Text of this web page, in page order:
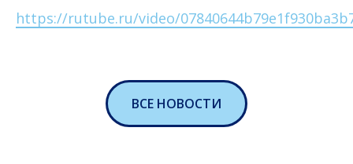
https://rutube.ru/video/
ВСЕ НОВОСТИ